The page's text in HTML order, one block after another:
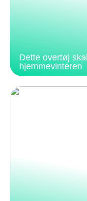
Dette overtøj
hjemmevinteren